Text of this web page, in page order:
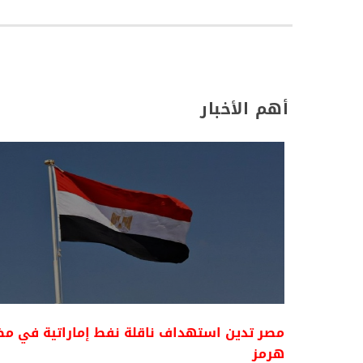
أهم الأخبار
مصر تدين استهداف ناقلة نفط إماراتية في
هرمز